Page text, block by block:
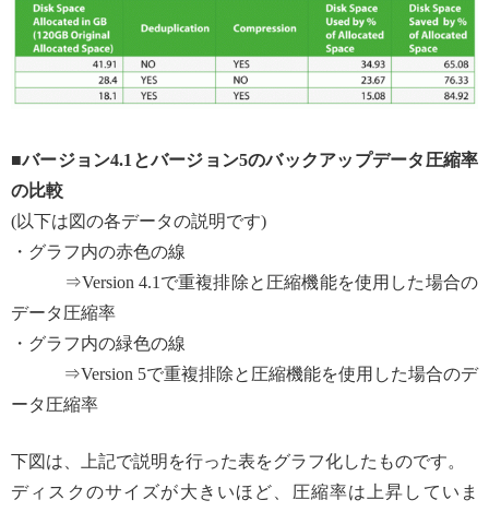
■バージョン4.1とバージョン5のバックアップデータ圧縮率
の比較
(以下は図の各データの説明です)
・グラフ内の赤色の線
⇒Version 4.1で重複排除と圧縮機能を使用した場合の
データ圧縮率
・グラフ内の緑色の線
⇒Version 5で重複排除と圧縮機能を使用した場合のデ
ータ圧縮率
下図は、上記で説明を行った表をグラフ化したものです。
ディスクのサイズが大きいほど、圧縮率は上昇していま